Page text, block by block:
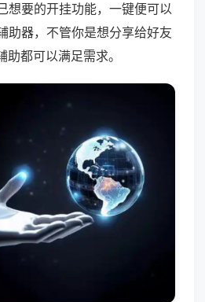
想要的开挂功能，一键便可以
助器，不管你是想分享给好友
都可以满足需求。